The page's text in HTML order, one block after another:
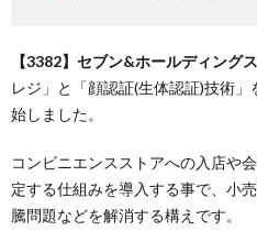
【3382】セブン&ホールディングス
レジ」と「顔認証(生体認証)技術
始しました。
コンビニエンスストアへの入店や
定する仕組みを導入する事で、小
騰問題などを解消する構えです。